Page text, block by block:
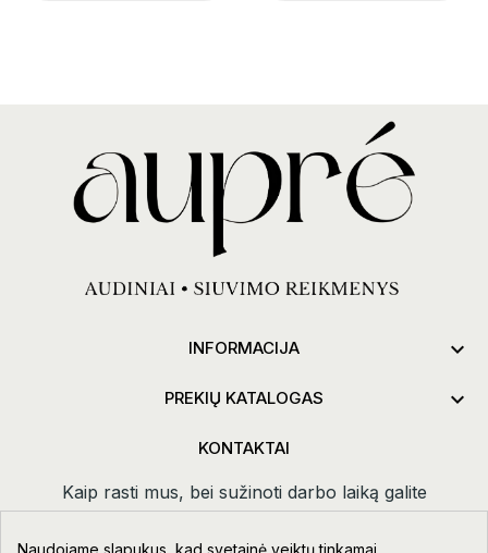
INFORMACIJA 
PREKIŲ KATALOGAS 
KONTAKTAI
Kaip rasti mus, bei sužinoti darbo laiką galite
paspauduskontaktai.
Naudojame slapukus, kad svetainė veiktų tinkamai,